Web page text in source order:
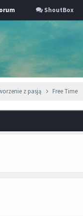
ShoutBox
z pasją Free Time